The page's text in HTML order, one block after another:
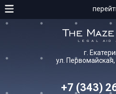
г.
ул.
+7 (343)